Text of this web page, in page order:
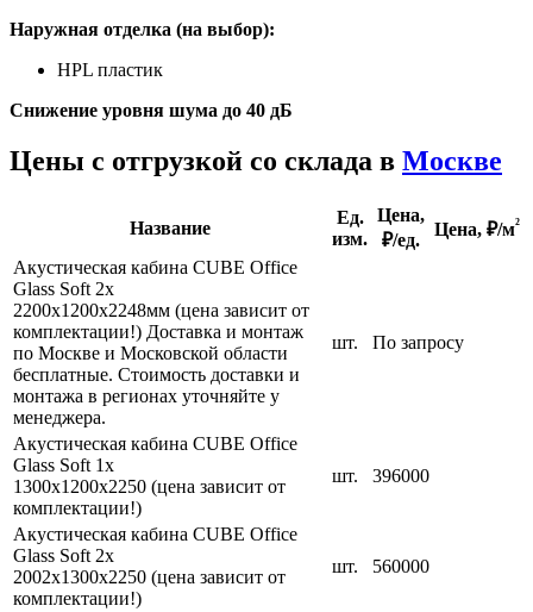
Наружная отделка (на выбор):
HPL пластик
Снижение уровня шума до 40 дБ
Цены с отгрузкой со склада в Москве
Название
Ед.
изм.
Цена,
₽/ед.
Цена, ₽/м²
Акустическая кабина CUBE Office
Glass Soft 2x
2200х1200х2248мм (цена зависит от
комплектации!) Доставка и монтаж
по Москве и Московской области
бесплатные. Стоимость доставки и
монтажа в регионах уточняйте у
менеджера.
шт. По запросу
Акустическая кабина CUBE Office
Glass Soft 1x
1300х1200х2250 (цена зависит от
комплектации!)
шт. 396000
Акустическая кабина CUBE Office
Glass Soft 2x
2002х1300х2250 (цена зависит от
комплектации!)
шт. 560000